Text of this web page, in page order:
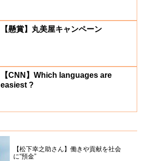
【懸賞】丸美屋キャンペーン
【CNN】Which languages are
easiest ?
【松下幸之助さん】働きや貢献を社会
に“預金”